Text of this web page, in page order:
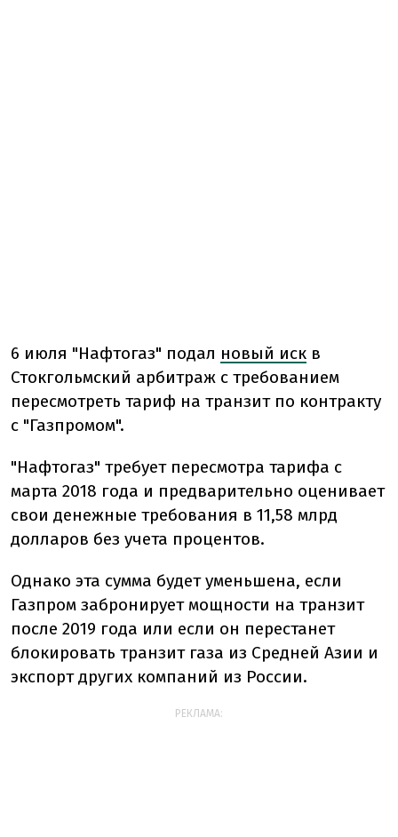
6 июля "Нафтогаз" подал новый иск в
Стокгольмский арбитраж с требованием
пересмотреть тариф на транзит по контракту
с "Газпромом".
"Нафтогаз" требует пересмотра тарифа с
марта 2018 года и предварительно оценивает
свои денежные требования в 11,58 млрд
долларов без учета процентов.
Однако эта сумма будет уменьшена, если
Газпром забронирует мощности на транзит
после 2019 года или если он перестанет
блокировать транзит газа из Средней Азии и
экспорт других компаний из России.
РЕКЛАМА: